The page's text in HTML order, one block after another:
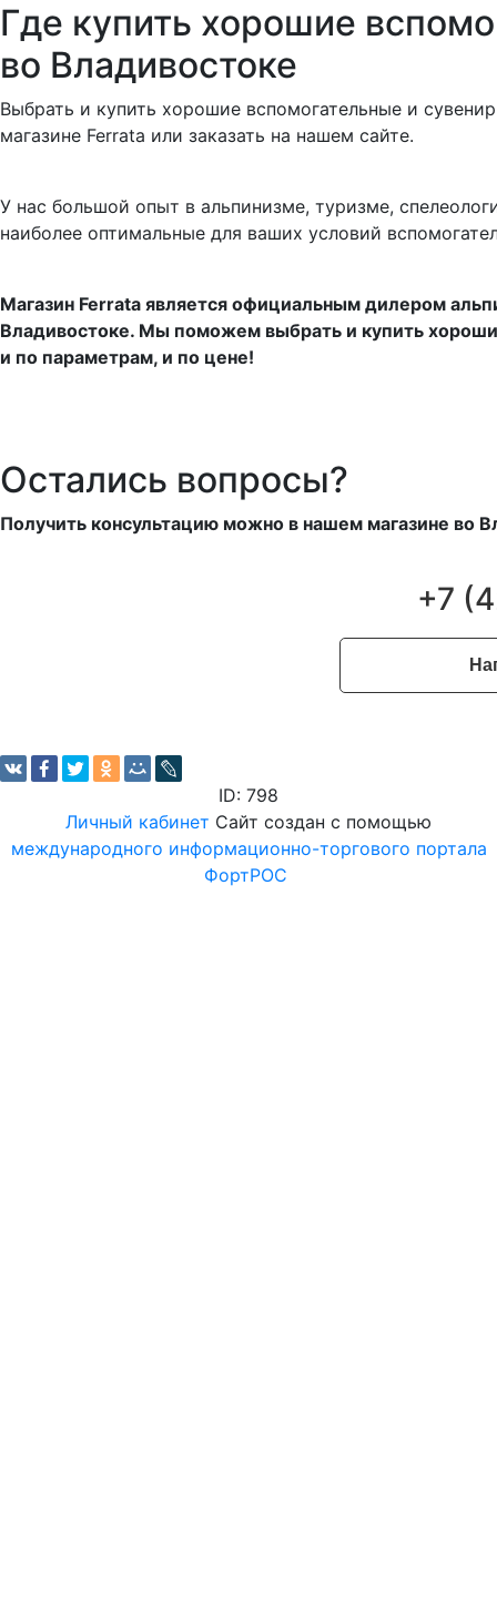
Где купить хорошие
во Владивостоке
Выбрать и купить хорошие вспомогательные и
магазине Ferrata или заказать на нашем сайте.
У нас большой опыт в альпинизме, туризме,
наиболее оптимальные для ваших условий
Магазин Ferrata является официальным дилером
Владивостоке. Мы поможем выбрать и купить
и по параметрам, и по цене!
Остались вопросы?
Получить консультацию можно в нашем магазине во
+7
ID: 798
Личный кабинет Сайт создан с помощью
международного информационно-торгового портала
ФортРОС